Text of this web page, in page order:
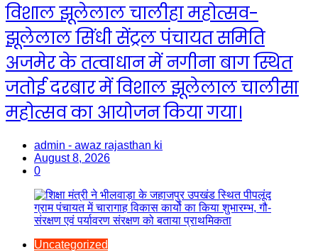
विशाल झूलेलाल चालीहा महोत्सव-
झूलेलाल सिंधी सेंट्रल पंचायत समिति
अजमेर के तत्वाधान में नगीना बाग स्थित
जतोई दरबार में विशाल झूलेलाल चालीसा
महोत्सव का आयोजन किया गया।
admin - awaz rajasthan ki
August 8, 2026
0
Uncategorized